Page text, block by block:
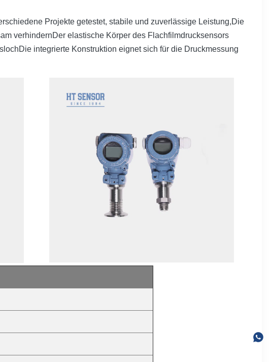
Projekte getestet, stabile und zuverlässige Leistung,Die
verhindernDer elastische Körper des Flachfilmdrucksensors
integrierte Konstruktion eignet sich für die Druckmessung